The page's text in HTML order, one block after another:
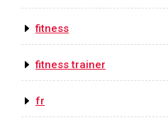
fitness
fitness trainer
fr